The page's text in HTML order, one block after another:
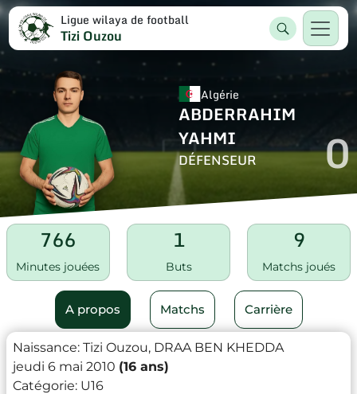
Ligue wilaya de football
Tizi Ouzou
Algérie
ABDERRAHIM
YAHMI
DÉFENSEUR 0
766
Minutes jouées
1
Buts
9
Matchs joués
A propos Matchs Carrière
Naissance: Tizi Ouzou, DRAA BEN KHEDDA
jeudi 6 mai 2010 (16 ans)
Catégorie: U16